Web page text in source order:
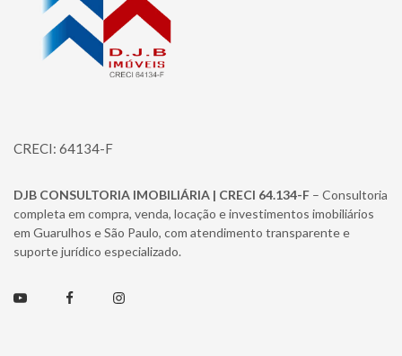
CRECI: 64134-F
DJB CONSULTORIA IMOBILIÁRIA | CRECI 64.134-F – Consultoria
completa em compra, venda, locação e investimentos imobiliários
em Guarulhos e São Paulo, com atendimento transparente e
suporte jurídico especializado.
Youtube FacebookInstagram